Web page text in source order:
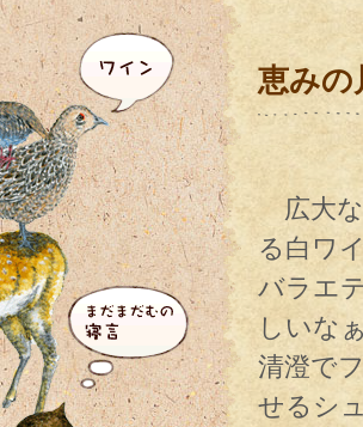
恵みの
広大な
る白ワ
バラエ
しいな
清澄で
せるシ